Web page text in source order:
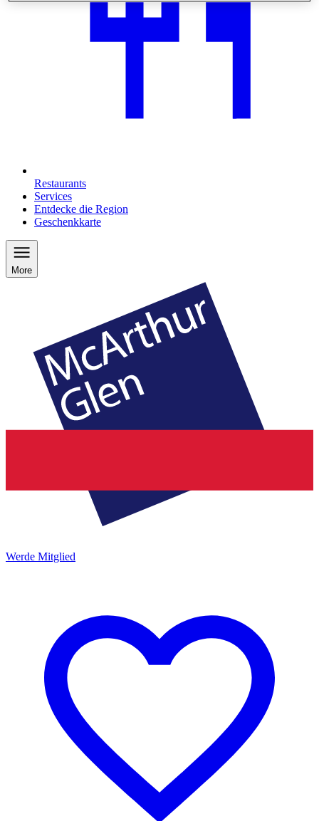
Restaurants
Services
Entdecke die Region
Geschenkkarte
More
Werde Mitglied